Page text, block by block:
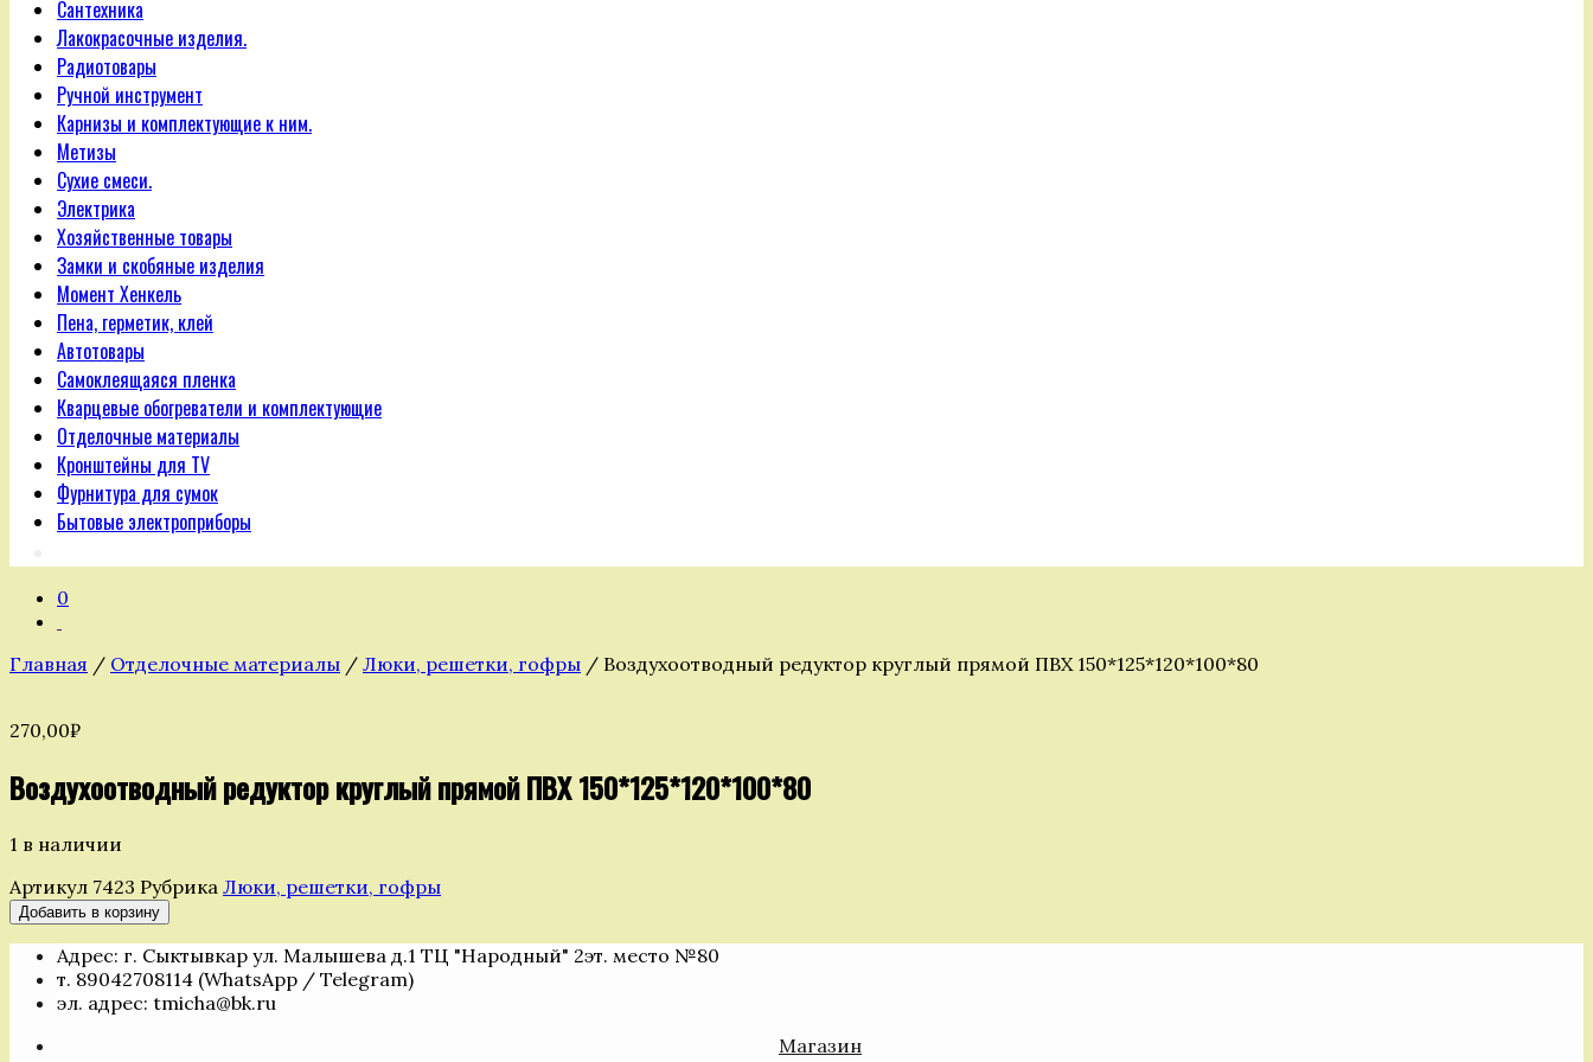
Сантехника
Лакокрасочные изделия.
Радиотовары
Ручной инструмент
Карнизы и комплектующие к ним.
Метизы
Сухие смеси.
Электрика
Хозяйственные товары
Замки и скобяные изделия
Момент Хенкель
Пена, герметик, клей
Автотовары
Самоклеящаяся пленка
Кварцевые обогреватели и комплектующие
Отделочные материалы
Кронштейны для TV
Фурнитура для сумок
Бытовые электроприборы
0
Главная / Отделочные материалы / Люки, решетки, гофры / Воздухоотводный редуктор круглый прямой ПВХ 150*125*120*100*80
270,00₽
Воздухоотводный редуктор круглый прямой ПВХ 150*125*120*100*80
1 в наличии
Артикул 7423 Рубрика Люки, решетки, гофры
Количество
товара
Воздухоотводный
редуктор
круглый
ПВХ
Добавить в корзину
Адрес: г. Сыктывкар ул. Малышева д.1 ТЦ "Народный" 2эт. место №80
т. 89042708114 (WhatsApp / Telegram)
эл. адрес: tmicha@bk.ru
Магазин